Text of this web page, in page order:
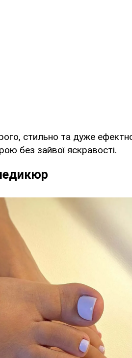
стильно та дуже
без зайвої яскравості.